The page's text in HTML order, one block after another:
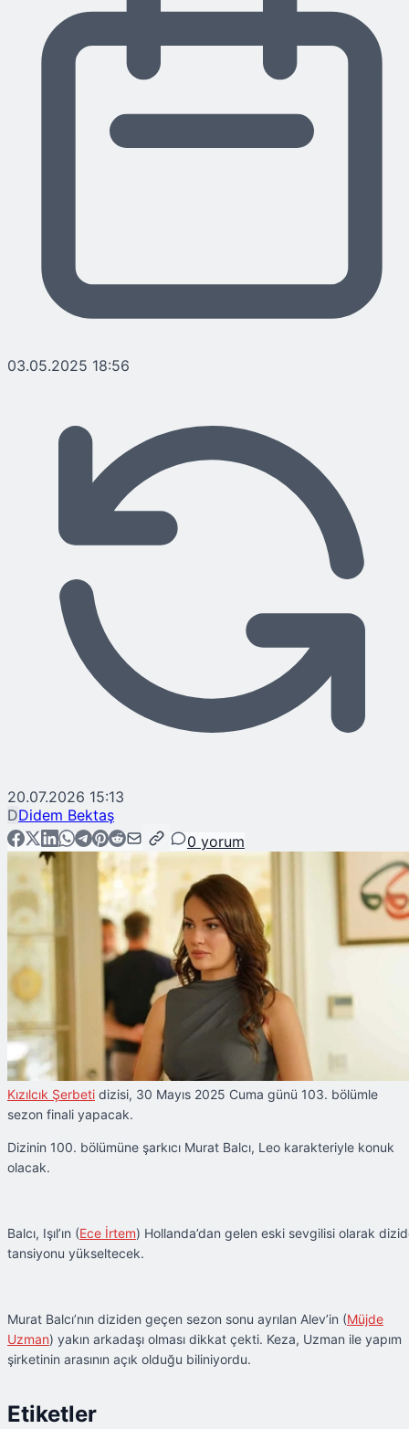
03.05.2025 18:56
20.07.2026 15:13
DDidem Bektaş
0 yorum
Kızılcık Şerbeti dizisi, 30 Mayıs 2025 Cuma günü 103. bölümle
sezon finali yapacak.
Dizinin 100. bölümüne şarkıcı Murat Balcı, Leo karakteriyle konuk
olacak.
Balcı, Işıl’ın (Ece İrtem) Hollanda’dan gelen eski sevgilisi olarak
tansiyonu yükseltecek.
Murat Balcı’nın diziden geçen sezon sonu ayrılan Alev’in (Müjde
Uzman) yakın arkadaşı olması dikkat çekti. Keza, Uzman ile yapım
şirketinin arasının açık olduğu biliniyordu.
Etiketler